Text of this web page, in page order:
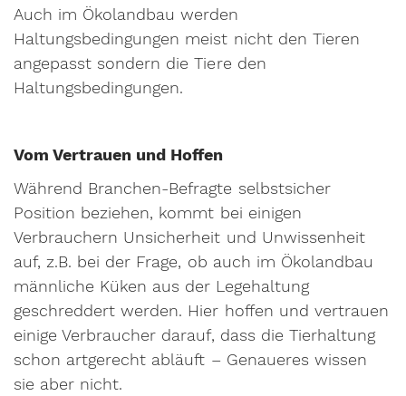
Auch im Ökolandbau werden
Haltungsbedingungen meist nicht den Tieren
angepasst sondern die Tiere den
Haltungsbedingungen.
Vom Vertrauen und Hoffen
Während Branchen-Befragte selbstsicher
Position beziehen, kommt bei einigen
Verbrauchern Unsicherheit und Unwissenheit
auf, z.B. bei der Frage, ob auch im Ökolandbau
männliche Küken aus der Legehaltung
geschreddert werden. Hier hoffen und vertrauen
einige Verbraucher darauf, dass die Tierhaltung
schon artgerecht abläuft – Genaueres wissen
sie aber nicht.